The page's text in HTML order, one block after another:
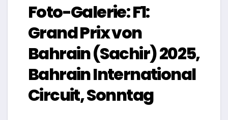
Foto-Galerie: F1:
Grand Prix von
Bahrain (Sachir) 2025,
Bahrain International
Circuit, Sonntag